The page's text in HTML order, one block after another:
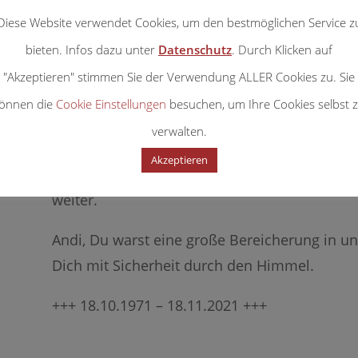
Lieber Andi!
Danke, dass es Dich gegeben hat! Danke für
Schlagzeugspiel! Danke für Deine
Familiär bist Du bei uns ein und aus
wirst Du unsere Herzen nie verlassen. Die
weiter.
Andi, Du warst eine große Bereicherung in
Dich mit Sicherheit durch den Himmel.
+++ 18.10.1971 – 18.11.2021 +++
Website verwendet Cookies, um den bestmöglichen Service
bieten. Infos dazu unter Datenschutz. Durch Klicken auf
"Akzeptieren" stimmen Sie der Verwendung ALLER Cookies zu. Sie
die Cookie Einstellungen besuchen, um Ihre Cookies selbst
verwalten.
Akzeptieren